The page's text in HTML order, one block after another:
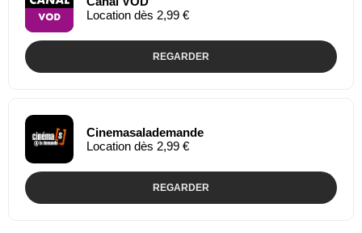
Location dès 2,99 €
REGARDER
Cinemasalademande
Location dès 2,99 €
REGARDER